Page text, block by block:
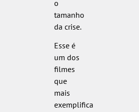
o
tamanho
da crise.
Esse é
um dos
filmes
que
mais
exemplifica